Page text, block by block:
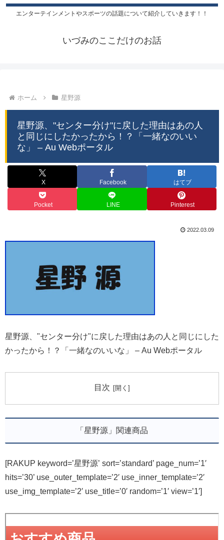
エンターテインメントやスポーツの話題について紹介していきます！！
いづみのここだけのお話
ホーム 星野源
星野源、"センター分け"に戻した理由はあの人
と同じにしたかったから！？「一緒なのいい
な」 – Au Webポータル
X Facebook はてブ
Pocket LINE Pinterest
2022.03.09
星野源、"センター分け"に戻した理由はあの人と同じにした
かったから！？「一緒なのいいな」 – Au Webポータル
目次
「星野源」関連商品
[RAKUP keyword=’星野源’ sort=’standard’ page_num=’1′
hits=’30’ use_outer_template=’2′ use_inner_template=’2′
use_img_template=’2′ use_title=’0′ random=’1′ view=’1′]